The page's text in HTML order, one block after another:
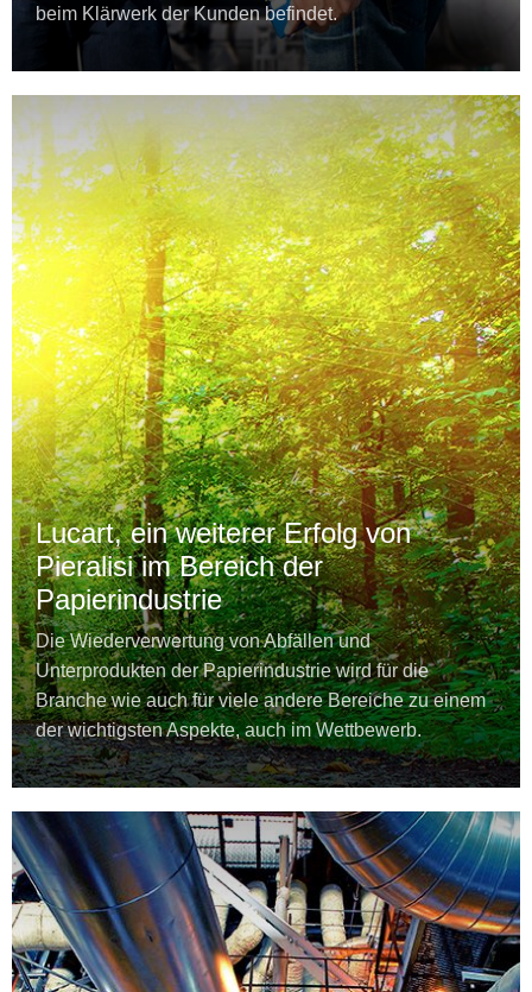
beim Klärwerk der Kunden befindet.
Lucart, ein weiterer Erfolg von
Pieralisi im Bereich der
Papierindustrie
Die Wiederverwertung von Abfällen und
Unterprodukten der Papierindustrie wird für die
Branche wie auch für viele andere Bereiche zu einem
der wichtigsten Aspekte, auch im Wettbewerb.